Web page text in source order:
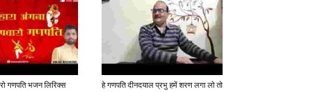
गणपति भजन लिरिक्स
हे गणपति दीनदयाल प्रभु हमें शरण लगा लो तो